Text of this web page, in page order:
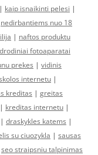
| kaip isnaikinti pelesi |
nedirbantiems nuo 18
| naftos produktu
fotoaparatai
prekes | vidinis
internetu |
kreditas | greitas
| kreditas internetu |
| draskykles katems |
su ciuozykla | sausas
seo straipsniu talpinimas